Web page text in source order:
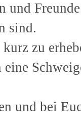
und
sind.
zu
und bei